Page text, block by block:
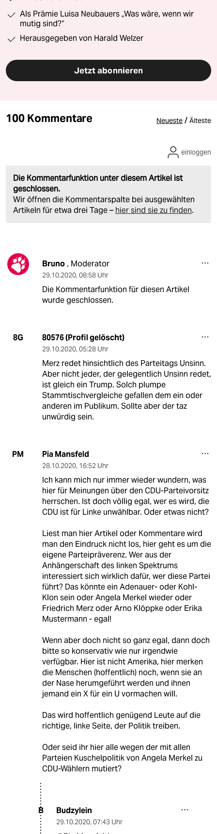
Als Prämie Luisa Neubauers „Was wäre, wenn wir
mutig sind?“
Herausgegeben von Harald Welzer
Jetzt abonnieren
100 Kommentare Neueste / Älteste
Die Kommentarfunktion unter diesem Artikel ist
geschlossen.
Wir öffnen die Kommentarspalte bei ausgewählten
Artikeln für etwa drei Tage – hier sind sie zu finden.
einloggen
Bruno , Moderator
29.10.2020, 08:58 Uhr
Die Kommentarfunktion für diesen Artikel
wurde geschlossen.
8G 80576 (Profil gelöscht)
29.10.2020, 05:28 Uhr
Merz redet hinsichtlich des Parteitags Unsinn.
Aber nicht jeder, der gelegentlich Unsinn redet,
ist gleich ein Trump. Solch plumpe
Stammtischvergleiche gefallen dem ein oder
anderen im Publikum. Sollte aber der taz
unwürdig sein.
PM Pia Mansfeld
28.10.2020, 16:52 Uhr
Ich kann mich nur immer wieder wundern, was
hier für Meinungen über den CDU-Parteivorsitz
herrschen. Ist doch völlig egal, wer es wird, die
CDU ist für Linke unwählbar. Oder etwas nicht?
Liest man hier Artikel oder Kommentare wird
man den Eindruck nicht los, hier geht es um die
eigene Parteipräverenz. Wer aus der
Anhängerschaft des linken Spektrums
interessiert sich wirklich dafür, wer diese Partei
führt? Das könnte ein Adenauer- oder Kohl-
Klon sein oder Angela Merkel wieder oder
Friedrich Merz oder Arno Klöppke oder Erika
Mustermann - egal!
Wenn aber doch nicht so ganz egal, dann doch
bitte so konservativ wie nur irgendwie
verfügbar. Hier ist nicht Amerika, hier merken
die Menschen (hoffentlich) noch, wenn sie an
der Nase herumgeführt werden und ihnen
jemand ein X für ein U vormachen will.
Das wird hoffentlich genügend Leute auf die
richtige, linke Seite, der Politik treiben.
Oder seid ihr hier alle wegen der mit allen
Parteien Kuschelpolitik von Angela Merkel zu
CDU-Wählern mutiert?
B Budzylein
29.10.2020, 07:43 Uhr